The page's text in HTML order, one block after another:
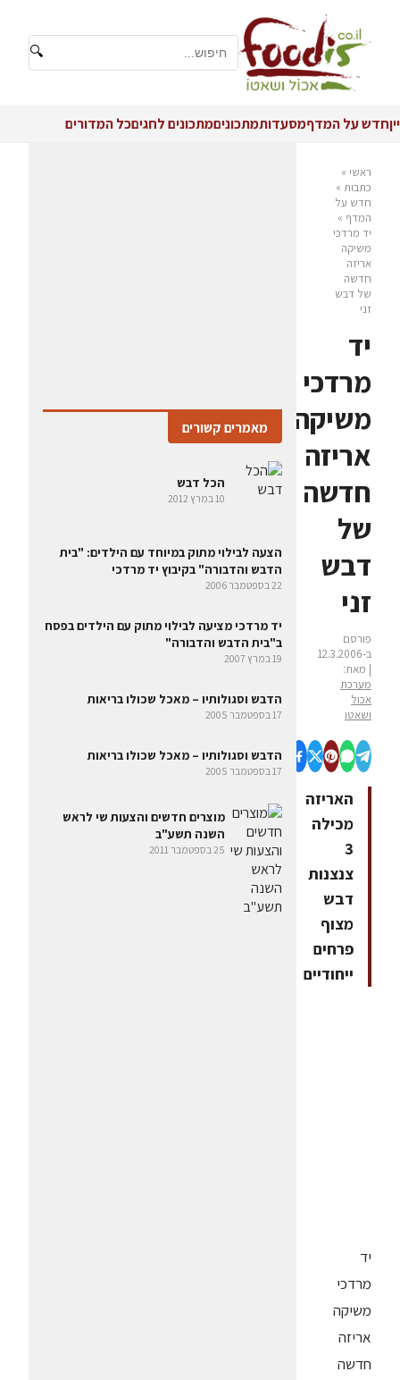
🔍
ייןחדש על המדףמסעדותמתכוניםמתכונים לחגיםכל המדורים
ראשי »
כתבות »
חדש על
המדף »
יד מרדכי
משיקה
אריזה
חדשה
של דבש
זני
יד
מרדכי
משיקה
אריזה
חדשה
של
דבש
זני
פורסם
ב-12.3.2006
| מאת:
מערכת
אכול
ושאטו
האריזה
מכילה
3
צנצנות
דבש
מצוף
פרחים
ייחודיים
יד
מרדכי
משיקה
אריזה
חדשה
מאמרים קשורים
הכל דבש
10 במרץ 2012
הצעה לבילוי מתוק במיוחד עם הילדים: "בית
הדבש והדבורה" בקיבוץ יד מרדכי
22 בספטמבר 2006
יד מרדכי מציעה לבילוי מתוק עם הילדים בפסח
ב"בית הדבש והדבורה"
19 במרץ 2007
הדבש וסגולותיו – מאכל שכולו בריאות
17 בספטמבר 2005
הדבש וסגולותיו – מאכל שכולו בריאות
17 בספטמבר 2005
מוצרים חדשים והצעות שי לראש
השנה תשע"ב
25 בספטמבר 2011